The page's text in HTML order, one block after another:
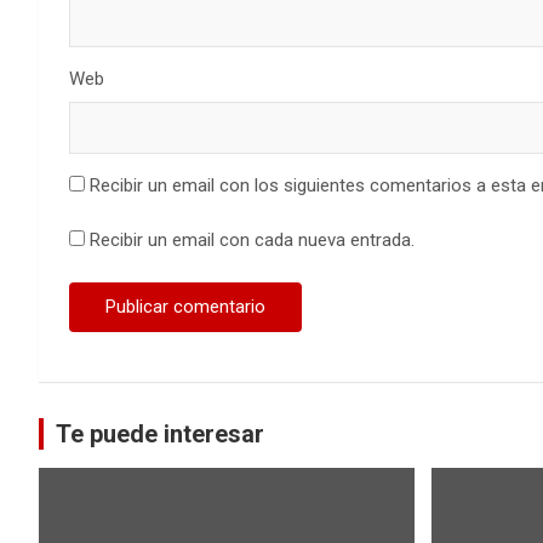
Web
Recibir un email con los siguientes comentarios a esta
Recibir un email con cada nueva entrada.
Te puede interesar